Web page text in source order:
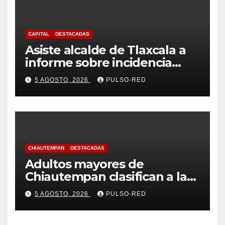
CAPITAL DESTACADAS
Asiste alcalde de Tlaxcala a
informe sobre incidencia
delictiva refrenda trabajo
coordinado
5 AGOSTO, 2026 PULSO-RED
CHIAUTEMPAN DESTACADAS
Adultos mayores de
Chiautempan clasifican a la
etapa federal de las
Olimpiadas de Oro
5 AGOSTO, 2026 PULSO-RED